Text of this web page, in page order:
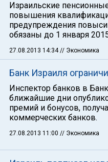
Израильские
повышения
предупреждения
обязаны до 1 января
27.08.2013 14:34// Экономика
Банк Израиля
Инспектор банков в
ближайшие дни
премий и бонусов,
коммерческих банков.
27.08.2013 11:00 // Экономика